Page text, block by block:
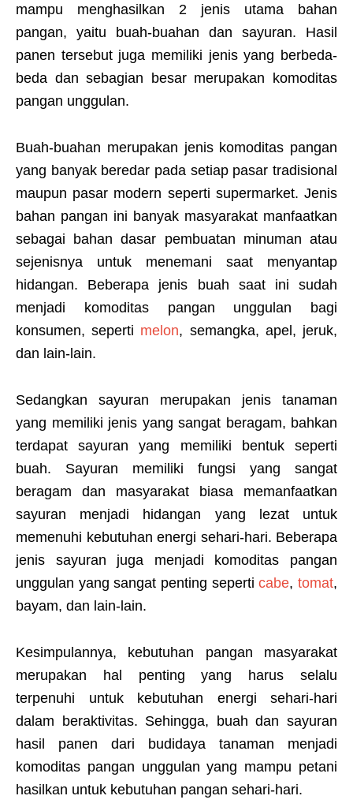
mampu menghasilkan 2 jenis utama bahan
pangan, yaitu buah-buahan dan sayuran. Hasil
panen tersebut juga memiliki jenis yang berbeda-
beda dan sebagian besar merupakan komoditas
pangan unggulan.
Buah-buahan merupakan jenis komoditas pangan
yang banyak beredar pada setiap pasar tradisional
maupun pasar modern seperti supermarket. Jenis
bahan pangan ini banyak masyarakat manfaatkan
sebagai bahan dasar pembuatan minuman atau
sejenisnya untuk menemani saat menyantap
hidangan. Beberapa jenis buah saat ini sudah
menjadi komoditas pangan unggulan bagi
konsumen, seperti melon, semangka, apel, jeruk,
dan lain-lain.
Sedangkan sayuran merupakan jenis tanaman
yang memiliki jenis yang sangat beragam, bahkan
terdapat sayuran yang memiliki bentuk seperti
buah. Sayuran memiliki fungsi yang sangat
beragam dan masyarakat biasa memanfaatkan
sayuran menjadi hidangan yang lezat untuk
memenuhi kebutuhan energi sehari-hari. Beberapa
jenis sayuran juga menjadi komoditas pangan
unggulan yang sangat penting seperticabe,tomat,
bayam, dan lain-lain.
Kesimpulannya, kebutuhan pangan masyarakat
merupakan hal penting yang harus selalu
terpenuhi untuk kebutuhan energi sehari-hari
dalam beraktivitas. Sehingga, buah dan sayuran
hasil panen dari budidaya tanaman menjadi
komoditas pangan unggulan yang mampu petani
hasilkan untuk kebutuhan pangan sehari-hari.